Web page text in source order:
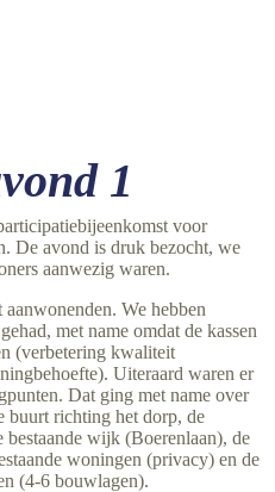
1
voor
De avond is druk bezocht, we
aanwezig waren.
We hebben
met name omdat de kassen
(verbetering kwaliteit
Uiteraard waren er
Dat ging met name over
buurt richting het dorp, de
wijk (Boerenlaan), de
woningen (privacy) en de
(4-6 bouwlagen).